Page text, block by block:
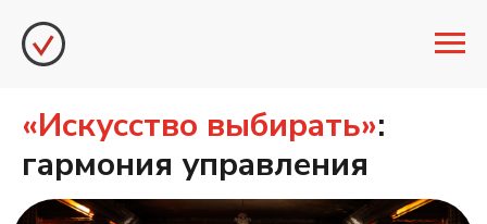
«Искусство выбирать»:
гармония управления